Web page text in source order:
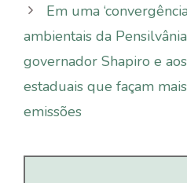
Em uma
ambientais da
governador Shapiro e
estaduais que façam
emissões